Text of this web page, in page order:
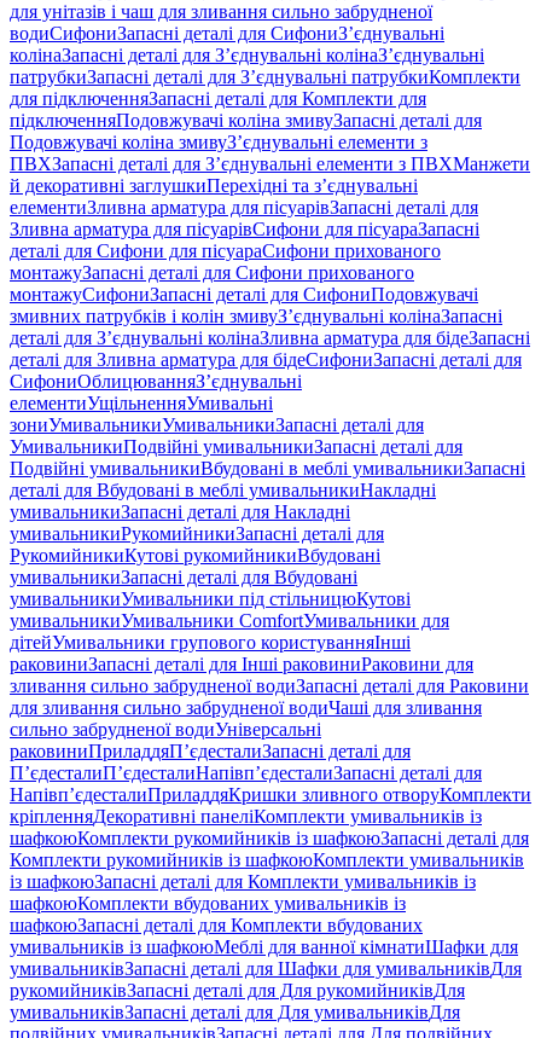
для унітазів і чаш для зливання сильно забрудненої
водиСифониЗапасні деталі для СифониЗ’єднувальні
колінаЗапасні деталі для З’єднувальні колінаЗ’єднувальні
патрубкиЗапасні деталі для З’єднувальні патрубкиКомплекти
для підключенняЗапасні деталі для Комплекти для
підключенняПодовжувачі коліна змивуЗапасні деталі для
Подовжувачі коліна змивуЗ’єднувальні елементи з
ПВХЗапасні деталі для З’єднувальні елементи з ПВХМанжети
й декоративні заглушкиПерехідні та з’єднувальні
елементиЗливна арматура для пісуарівЗапасні деталі для
Зливна арматура для пісуарівСифони для пісуараЗапасні
деталі для Сифони для пісуараСифони прихованого
монтажуЗапасні деталі для Сифони прихованого
монтажуСифониЗапасні деталі для СифониПодовжувачі
змивних патрубків і колін змивуЗ’єднувальні колінаЗапасні
деталі для З’єднувальні колінаЗливна арматура для бідеЗапасні
деталі для Зливна арматура для бідеСифониЗапасні деталі для
СифониОблицюванняЗ’єднувальні
елементиУщільненняУмивальні
зониУмивальникиУмивальникиЗапасні деталі для
УмивальникиПодвійні умивальникиЗапасні деталі для
Подвійні умивальникиВбудовані в меблі умивальникиЗапасні
деталі для Вбудовані в меблі умивальникиНакладні
умивальникиЗапасні деталі для Накладні
умивальникиРукомийникиЗапасні деталі для
РукомийникиКутові рукомийникиВбудовані
умивальникиЗапасні деталі для Вбудовані
умивальникиУмивальники під стільницюКутові
умивальникиУмивальники ComfortУмивальники для
дітейУмивальники групового користуванняІнші
раковиниЗапасні деталі для Інші раковиниРаковини для
зливання сильно забрудненої водиЗапасні деталі для Раковини
для зливання сильно забрудненої водиЧаші для зливання
сильно забрудненої водиУніверсальні
раковиниПриладдяП’єдесталиЗапасні деталі для
П’єдесталиП’єдесталиНапівп’єдесталиЗапасні деталі для
Напівп’єдесталиПриладдяКришки зливного отворуКомплекти
кріпленняДекоративні панеліКомплекти умивальників із
шафкоюКомплекти рукомийників із шафкоюЗапасні деталі для
Комплекти рукомийників із шафкоюКомплекти умивальників
із шафкоюЗапасні деталі для Комплекти умивальників із
шафкоюКомплекти вбудованих умивальників із
шафкоюЗапасні деталі для Комплекти вбудованих
умивальників із шафкоюМеблі для ванної кімнатиШафки для
умивальниківЗапасні деталі для Шафки для умивальниківДля
рукомийниківЗапасні деталі для Для рукомийниківДля
умивальниківЗапасні деталі для Для умивальниківДля
подвійних умивальниківЗапасні деталі для Для подвійних